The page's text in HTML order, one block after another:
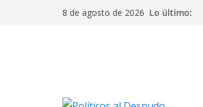
8 de agosto de 2026 Lo último: